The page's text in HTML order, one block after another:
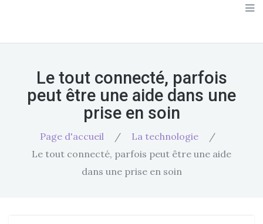
Le tout connecté, parfois
peut être une aide dans une
prise en soin
Page d'accueil / La technologie
/
Le tout connecté, parfois peut être une aide
dans une prise en soin